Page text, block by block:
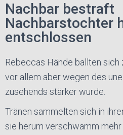
Nachbar bestraft
Nachbarstochter
entschlossen
Rebeccas Hände ballten sich
vor allem aber wegen des
zusehends stärker wurde.
Tränen sammelten sich in
sie herum verschwamm